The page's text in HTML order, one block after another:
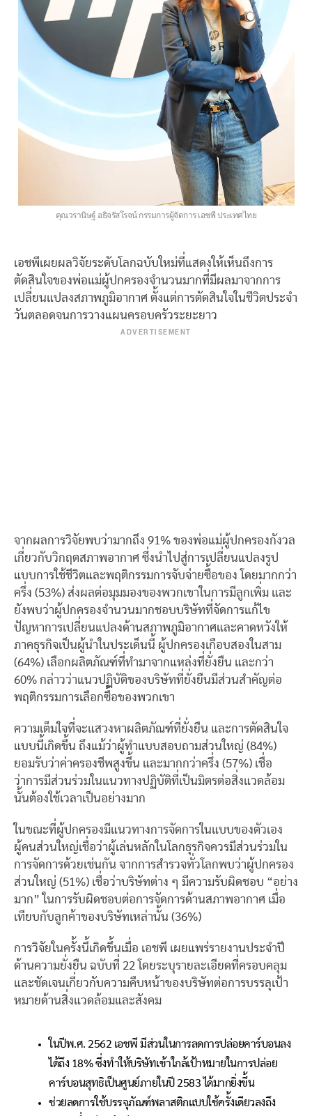
คุณวรานิษฐ์ อธิจรัสโรจน์ กรรมการผู้จัดการ เอชพี ประเทศไทย
เอชพีเผยผลวิจัยระดับโลกฉบับใหม่ที่แสดงให้เห็นถึงการ
ตัดสินใจของพ่อแม่ผู้ปกครองจำนวนมากที่มีผลมาจากการ
เปลี่ยนแปลงสภาพภูมิอากาศ ตั้งแต่การตัดสินใจในชีวิตประจำ
วันตลอดจนการวางแผนครอบครัวระยะยาว
ADVERTISEMENT
จากผลการวิจัยพบว่ามากถึง 91% ของพ่อแม่ผู้ปกครองกังวล
เกี่ยวกับวิกฤตสภาพอากาศ ซึ่งนำไปสู่การเปลี่ยนแปลงรูป
แบบการใช้ชีวิตและพฤติกรรมการจับจ่ายซื้อของ โดยมากกว่า
ครึ่ง (53%) ส่งผลต่อมุมมองของพวกเขาในการมีลูกเพิ่ม และ
ยังพบว่าผู้ปกครองจำนวนมากชอบบริษัทที่จัดการแก้ไข
ปัญหาการเปลี่ยนแปลงด้านสภาพภูมิอากาศและคาดหวังให้
ภาคธุรกิจเป็นผู้นำในประเด็นนี้ ผู้ปกครองเกือบสองในสาม
(64%) เลือกผลิตภัณฑ์ที่ทำมาจากแหล่งที่ยั่งยืน และกว่า
60% กล่าวว่าแนวปฏิบัติของบริษัทที่ยั่งยืนมีส่วนสำคัญต่อ
พฤติกรรมการเลือกซื้อของพวกเขา
ความเต็มใจที่จะแสวงหาผลิตภัณฑ์ที่ยั่งยืน และการตัดสินใจ
แบบนี้เกิดขึ้น ถึงแม้ว่าผู้ทำแบบสอบถามส่วนใหญ่ (84%)
ยอมรับว่าค่าครองชีพสูงขึ้น และมากกว่าครึ่ง (57%) เชื่อ
ว่าการมีส่วนร่วมในแนวทางปฏิบัติที่เป็นมิตรต่อสิ่งแวดล้อม
นั้นต้องใช้เวลาเป็นอย่างมาก
ในขณะที่ผู้ปกครองมีแนวทางการจัดการในแบบของตัวเอง
ผู้คนส่วนใหญ่เชื่อว่าผู้เล่นหลักในโลกธุรกิจควรมีส่วนร่วมใน
การจัดการด้วยเช่นกัน จากการสำรวจทั่วโลกพบว่าผู้ปกครอง
ส่วนใหญ่ (51%) เชื่อว่าบริษัทต่าง ๆ มีความรับผิดชอบ “อย่าง
มาก” ในการรับผิดชอบต่อการจัดการด้านสภาพอากาศ เมื่อ
เทียบกับลูกค้าของบริษัทเหล่านั้น (36%)
การวิจัยในครั้งนี้เกิดขึ้นเมื่อ เอชพี เผยแพร่รายงานประจำปี
ด้านความยั่งยืน ฉบับที่ 22 โดยระบุรายละเอียดที่ครอบคลุม
และชัดเจนเกี่ยวกับความคืบหน้าของบริษัทต่อการบรรลุเป้า
หมายด้านสิ่งแวดล้อมและสังคม
ในปีพ.ศ. 2562 เอชพี มีส่วนในการลดการปล่อยคาร์บอนลง
ได้ถึง 18% ซึ่งทำให้บริษัทเข้าใกล้เป้าหมายในการปล่อย
คาร์บอนสุทธิเป็นศูนย์ภายในปี 2583 ได้มากยิ่งขึ้น
ช่วยลดการใช้บรรจุภัณฑ์พลาสติกแบบใช้ครั้งเดียวลงถึง